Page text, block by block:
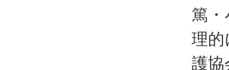
篤
理的
護協